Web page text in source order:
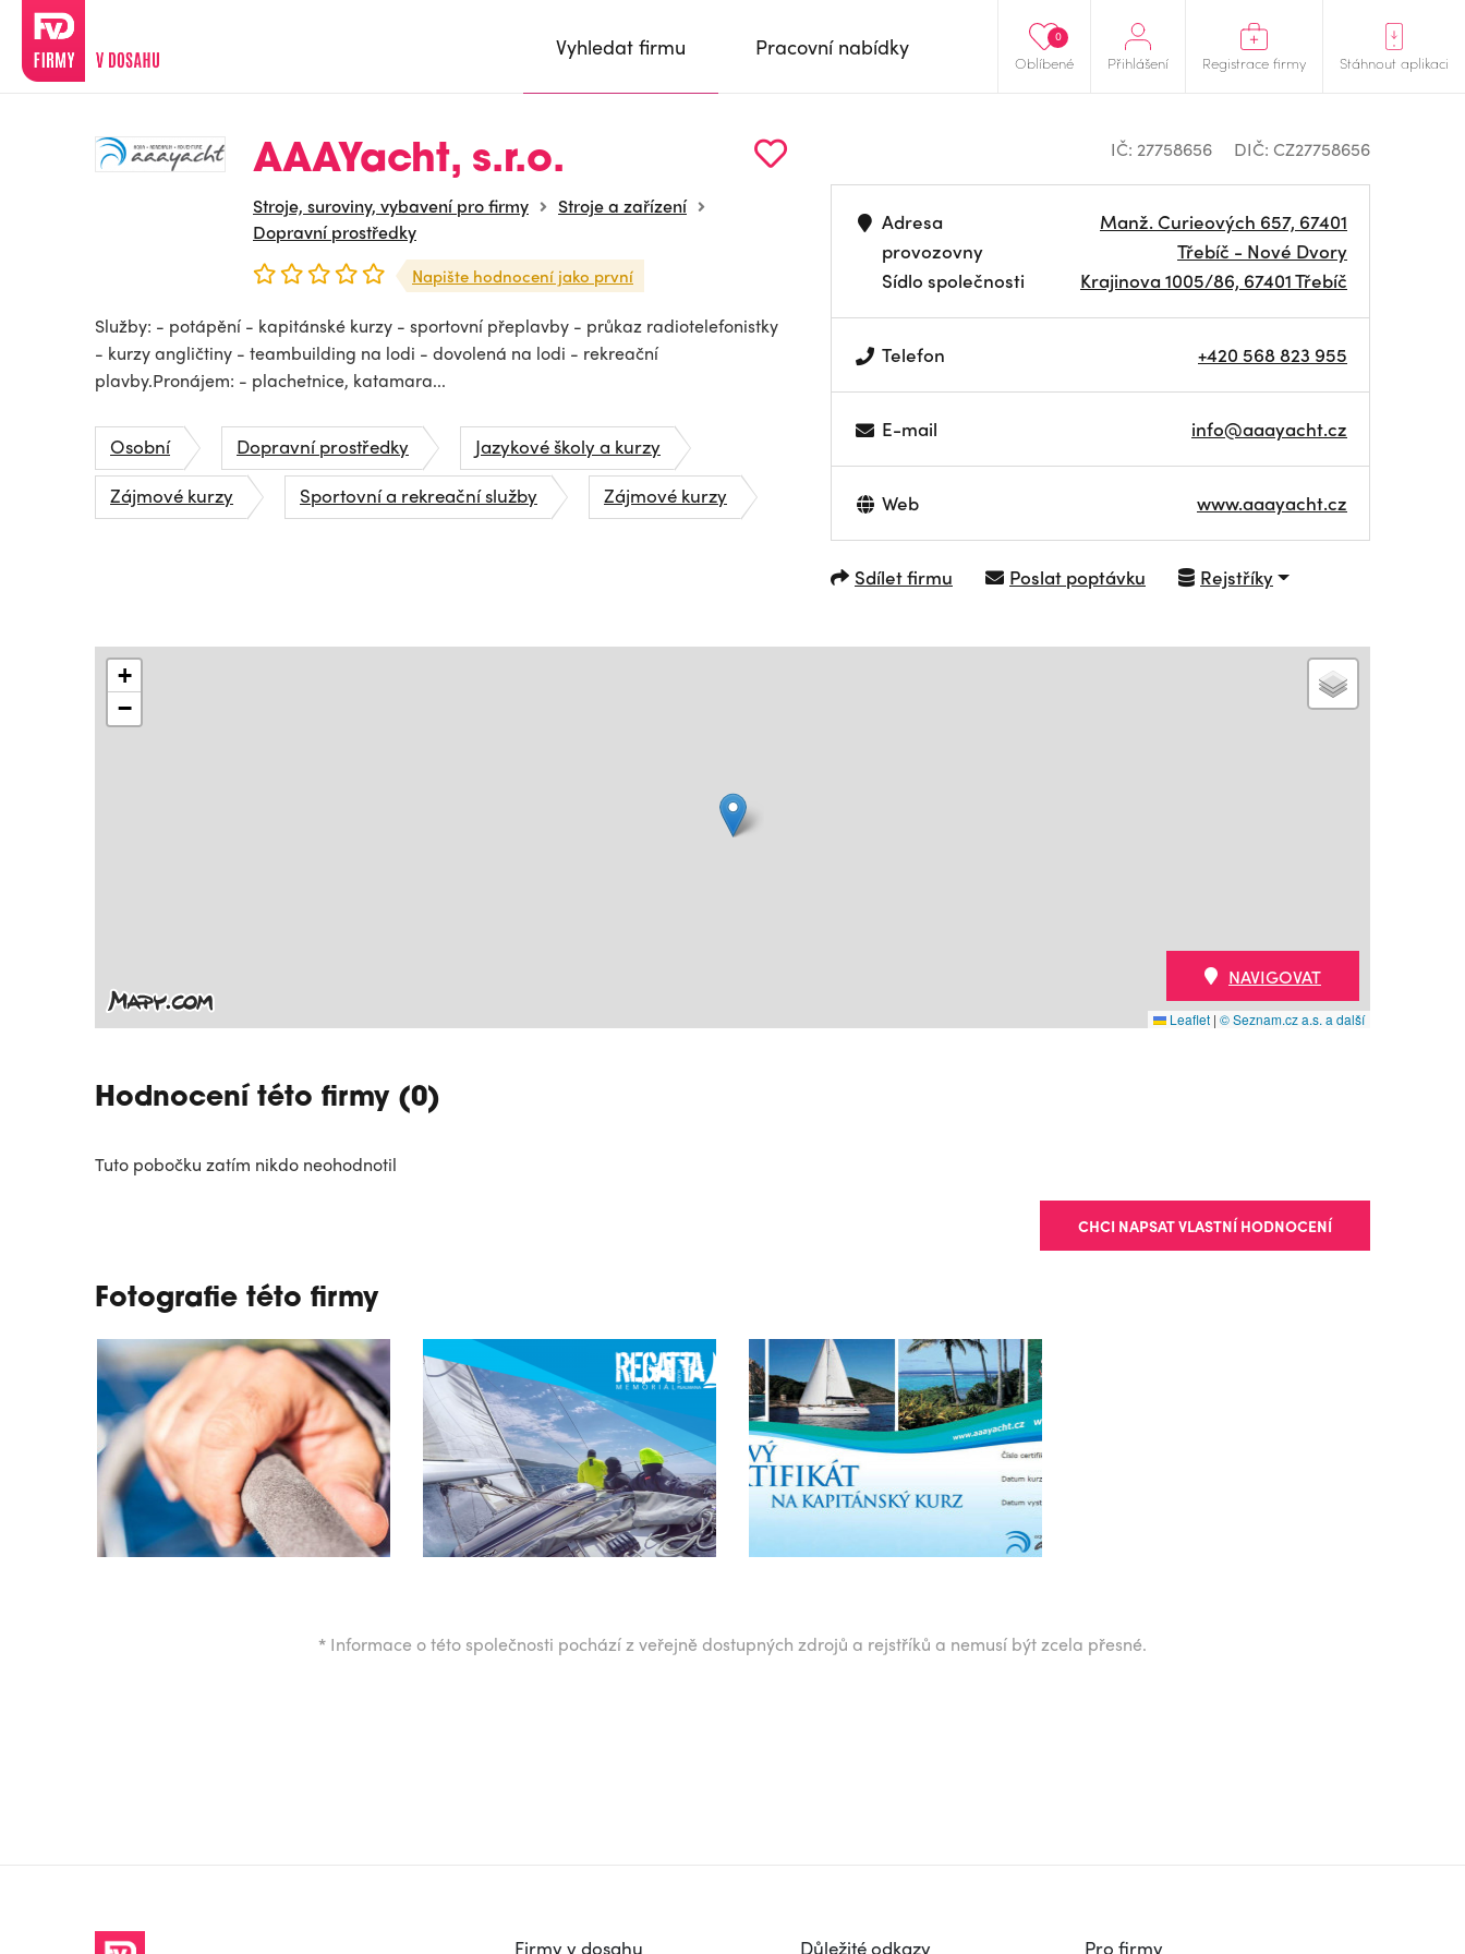
Oblíbené
0
Přihlášení Registrace firmy Stáhnout aplikaci
Vyhledat firmu Pracovní nabídky
AAAYacht, s.r.o.
Stroje, suroviny, vybavení pro firmy
Stroje a zařízení
Dopravní prostředky
Napište hodnocení jako první
Služby: - potápění - kapitánské kurzy - sportovní přeplavby - průkaz radiotelefonistky
- kurzy angličtiny - teambuilding na lodi - dovolená na lodi - rekreační
plavby.Pronájem: - plachetnice, katamara...
Osobní Dopravní prostředky
Jazykové školy a kurzy
Zájmové kurzy
Sportovní a rekreační služby Zájmové kurzy
IČ: 27758656 DIČ: CZ27758656
Adresa
provozovny
Sídlo společnosti
Manž. Curieových 657, 67401
Třebíč - Nové Dvory
Krajinova 1005/86, 67401 Třebíč
Telefon +420 568 823 955
E-mail info@aaayacht.cz
Web www.aaayacht.cz
Sdílet firmu Poslat poptávku Rejstříky
+
−
Leaflet | © Seznam.cz a.s. a další
NAVIGOVAT
Hodnocení této firmy (0)
Tuto pobočku zatím nikdo neohodnotil
CHCI NAPSAT VLASTNÍ HODNOCENÍ
Fotografie této firmy
* Informace o této společnosti pochází z veřejně dostupných zdrojů a rejstříků a nemusí být zcela přesné.
Firmy v dosahu Důležité odkazy Pro firmy